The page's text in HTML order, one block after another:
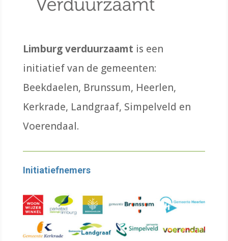
Limburg verduurzaamt is een
initiatief van de gemeenten:
Beekdaelen, Brunssum, Heerlen,
Kerkrade, Landgraaf, Simpelveld en
Voerendaal.
Initiatiefnemers